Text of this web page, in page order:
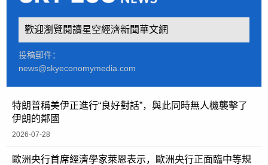
歡迎瀏覽閱讀星空經濟新聞華文網
投稿郵件：
news@skyeconomymedia.com
特朗普稱美伊正進行“良好對話”，與此同時無人機襲擊了
伊朗的鄰國
2026-07-28
歐洲央行首席經濟學家萊恩表示，歐洲央行正面臨中等規